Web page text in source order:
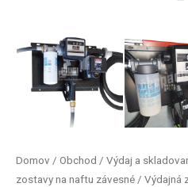
Domov / Obchod / Výdaj a
zostavy na naftu závesné / Výdajná